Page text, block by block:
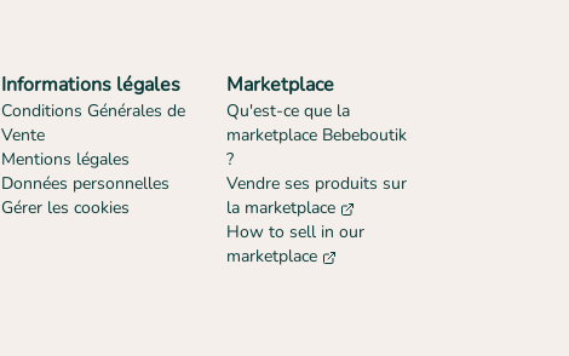
Informations légales
Conditions Générales de
Vente
Mentions légales
Données personnelles
Gérer les cookies
Marketplace
Qu'est-ce que la
marketplace Bebeboutik
?
Vendre ses produits sur
la marketplace
How to sell in our
marketplace